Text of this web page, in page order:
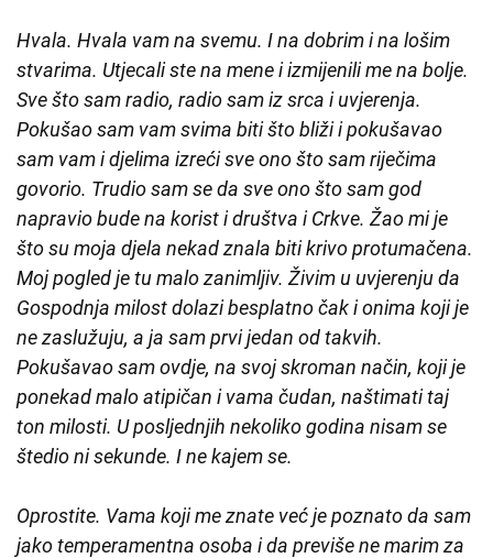
Hvala. Hvala vam na svemu. I na dobrim i na lošim
stvarima. Utjecali ste na mene i izmijenili me na bolje.
Sve što sam radio, radio sam iz srca i uvjerenja.
Pokušao sam vam svima biti što bliži i pokušavao
sam vam i djelima izreći sve ono što sam riječima
govorio. Trudio sam se da sve ono što sam god
napravio bude na korist i društva i Crkve. Žao mi je
što su moja djela nekad znala biti krivo protumačena.
Moj pogled je tu malo zanimljiv. Živim u uvjerenju da
Gospodnja milost dolazi besplatno čak i onima koji je
ne zaslužuju, a ja sam prvi jedan od takvih.
Pokušavao sam ovdje, na svoj skroman način, koji je
ponekad malo atipičan i vama čudan, naštimati taj
ton milosti. U posljednjih nekoliko godina nisam se
štedio ni sekunde. I ne kajem se.
Oprostite. Vama koji me znate već je poznato da sam
jako temperamentna osoba i da previše ne marim za